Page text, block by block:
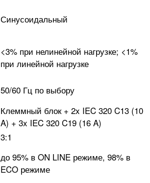
Синусоидальный
<3% при нелинейной нагрузке; <1%
при линейной нагрузке
50/60 Гц по выбору
Клеммный блок + 2x IEC 320 C13 (10
A) + 3x IEC 320 C19 (16 A)
3:1
до 95% в ON LINE режиме, 98% в
ECO режиме